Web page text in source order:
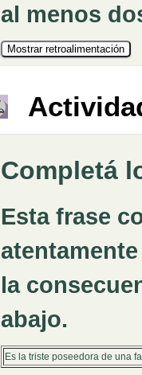
al menos
Completá
Esta frase
la
abajo.
Es la triste poseedora de una